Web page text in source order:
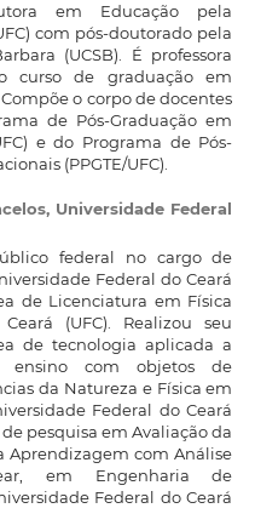
em Educação pela
com pós-doutorado pela
(UCSB). É professora
curso de graduação em
o corpo de docentes
de Pós-Graduação em
e do Programa de Pós-
(PPGTE/UFC).
Universidade Federal
federal no cargo de
Federal do Ceará
de Licenciatura em Física
(UFC). Realizou seu
de tecnologia aplicada a
ensino com objetos de
da Natureza e Física em
Federal do Ceará
pesquisa em Avaliação da
Aprendizagem com Análise
em Engenharia de
Federal do Ceará